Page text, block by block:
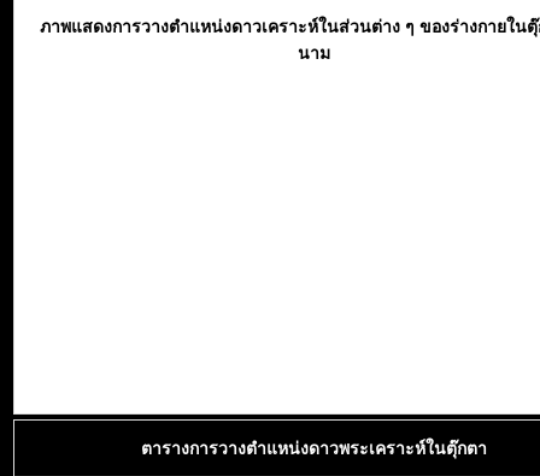
ภาพแสดงการวางตำแหน่งดาวเคราะห์ในส่วนต่าง ๆ ของร่างกายใน
นาม
ตารางการวางตำแหน่งดาวพระเคราะห์ในตุ๊กตา